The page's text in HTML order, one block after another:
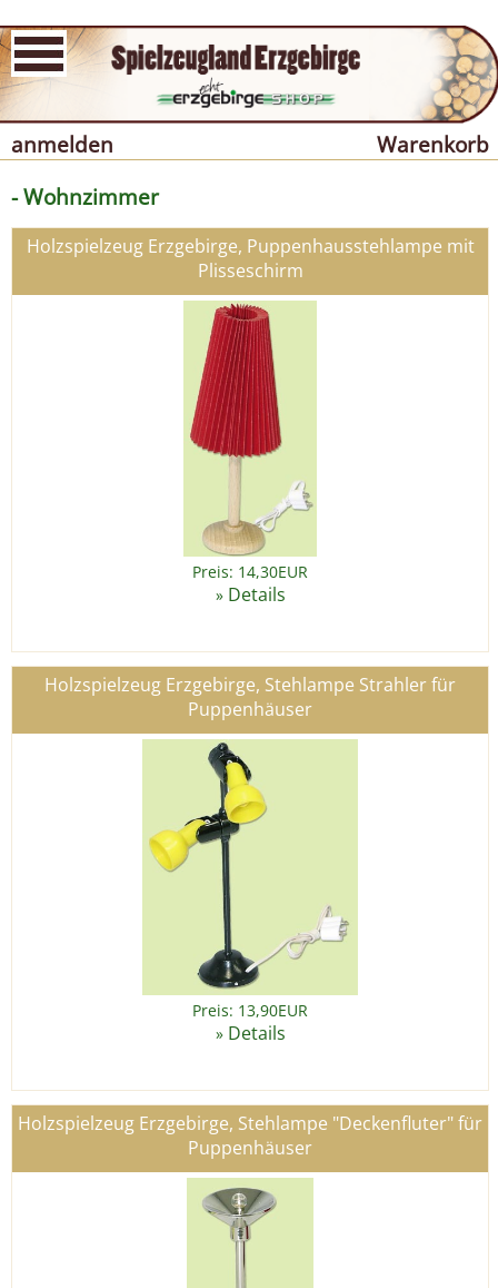
anmelden
Warenkorb
- Wohnzimmer
Holzspielzeug Erzgebirge, Puppenhausstehlampe mit
Plisseschirm
Preis: 14,30EUR
» Details
Holzspielzeug Erzgebirge, Stehlampe Strahler für
Puppenhäuser
Preis: 13,90EUR
» Details
Holzspielzeug Erzgebirge, Stehlampe "Deckenfluter" für
Puppenhäuser